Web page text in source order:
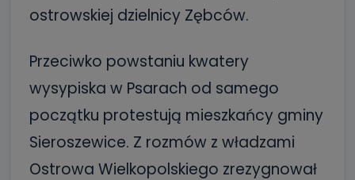
ostrowskiej dzielnicy Zębców.
Przeciwko powstaniu kwatery
wysypiska w Psarach od samego
początku protestują mieszkańcy gminy
Sieroszewice. Z rozmów z władzami
Ostrowa Wielkopolskiego zrezygnował